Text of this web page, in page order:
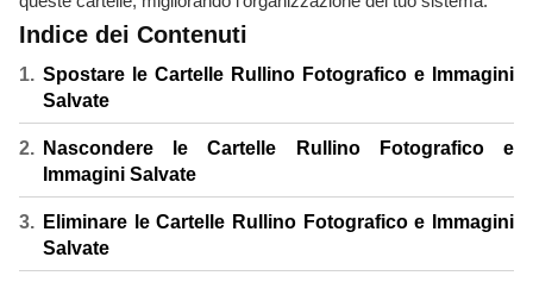
Indice dei Contenuti
Spostare le Cartelle Rullino Fotografico e Immagini
Salvate
Nascondere le Cartelle Rullino Fotografico e
Immagini Salvate
Eliminare le Cartelle Rullino Fotografico e Immagini
Salvate